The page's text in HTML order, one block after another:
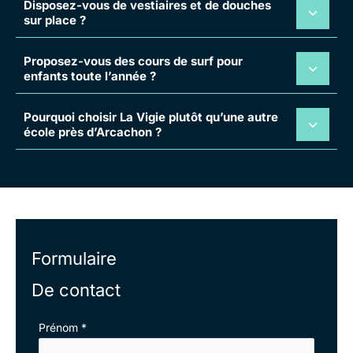
Disposez-vous de vestiaires et de douches
sur place ?
Proposez-vous des cours de surf pour
enfants toute l’année ?
Pourquoi choisir La Vigie plutôt qu’une autre
école près d’Arcachon ?
Formulaire
De contact
Formulaire
Prénom *